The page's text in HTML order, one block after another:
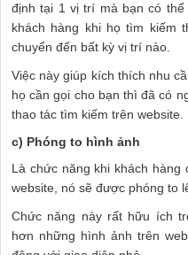
định tại 1 vị trí mà bạn có
khách hàng khi họ tìm kiếm
chuyển đến bất kỳ vị trí nào.
Việc này giúp kích thích nhu
họ cần gọi cho bạn thì đã có
thao tác tìm kiếm trên website.
c) Phóng to hình ảnh
Là chức năng khi khách hàng
website, nó sẽ được phóng to
Chức năng này rất hữu ích
hơn những hình ảnh trên